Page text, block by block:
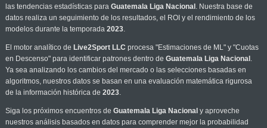
las tendencias estadísticas para Guatemala Liga Nacional . Nuestra base de
datos realiza un seguimiento de los resultados, el ROI y el rendimiento de los
modelos durante la temporada 2023.
El motor analítico de Live2Sport LLC procesa "Estimaciones de ML" y "Cuotas
en Descenso" para identificar patrones dentro de Guatemala Liga Nacional .
Ya sea analizando los cambios del mercado o las selecciones basadas en
algoritmos, nuestros datos se basan en una evaluación matemática rigurosa
de la información histórica de 2023.
Siga los próximos encuentros de Guatemala Liga Nacional y aproveche
nuestros análisis basados en datos para comprender mejor la probabilidad